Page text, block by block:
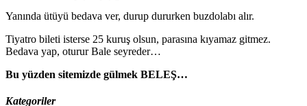
Yanında ütüyü bedava ver, durup dururken buzdolabı alır.
Tiyatro bileti isterse 25 kuruş olsun, parasına kıyamaz gitmez.
Bedava yap, oturur Bale seyreder…
Bu yüzden sitemizde gülmek BELEŞ…
Kategoriler